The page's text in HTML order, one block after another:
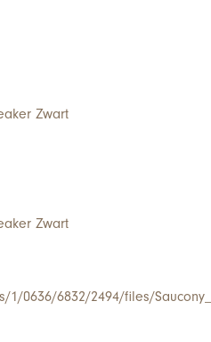
Zwart
Zwart
0636/6832/2494/files/